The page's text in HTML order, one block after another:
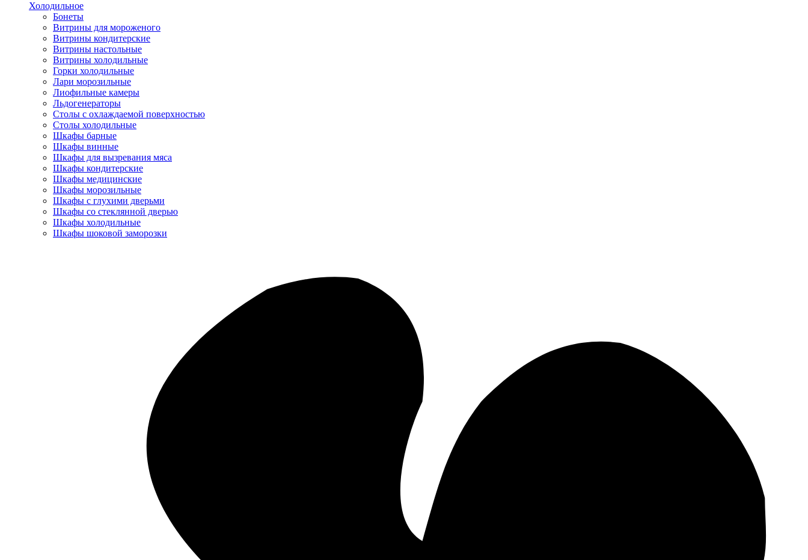
Холодильное
Бонеты
Витрины для мороженого
Витрины кондитерские
Витрины настольные
Витрины холодильные
Горки холодильные
Лари морозильные
Лиофильные камеры
Льдогенераторы
Столы с охлаждаемой поверхностью
Столы холодильные
Шкафы барные
Шкафы винные
Шкафы для вызревания мяса
Шкафы кондитерские
Шкафы медицинские
Шкафы морозильные
Шкафы с глухими дверьми
Шкафы со стеклянной дверью
Шкафы холодильные
Шкафы шоковой заморозки